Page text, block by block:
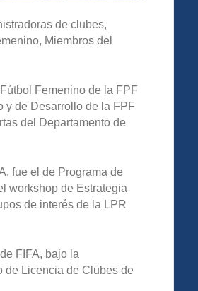
de clubes,
Miembros del
Femenino de la FPF
y de Desarrollo de la FPF
del Departamento de
fue el de Programa de
workshop de Estrategia
de interés de la LPR
FIFA, bajo la
de Licencia de Clubes de